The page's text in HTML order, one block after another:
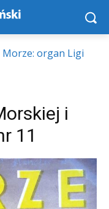
Morze: organ Ligi
i
11